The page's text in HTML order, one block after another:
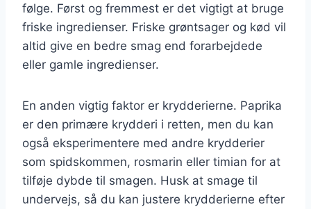
følge. Først og fremmest er det vigtigt at bruge
friske ingredienser. Friske grøntsager og kød vil
altid give en bedre smag end forarbejdede
eller gamle ingredienser.
En anden vigtig faktor er krydderierne. Paprika
er den primære krydderi i retten, men du kan
også eksperimentere med andre krydderier
som spidskommen, rosmarin eller timian for at
tilføje dybde til smagen. Husk at smage til
undervejs, så du kan justere krydderierne efter